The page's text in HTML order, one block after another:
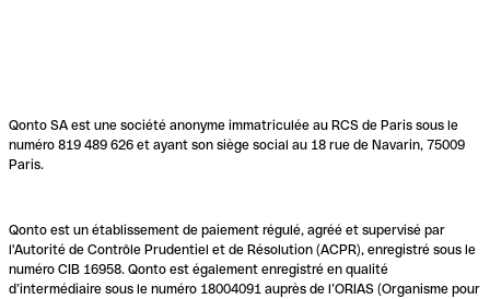
Qonto SA est une société anonyme immatriculée au RCS de Paris sous le
numéro 819 489 626 et ayant son siège social au 18 rue de Navarin, 75009
Paris.
Qonto est un établissement de paiement régulé, agréé et supervisé par
l'Autorité de Contrôle Prudentiel et de Résolution (ACPR), enregistré sous le
numéro CIB 16958. Qonto est également enregistré en qualité
d’intermédiaire sous le numéro 18004091 auprès de l’ORIAS (Organisme pour